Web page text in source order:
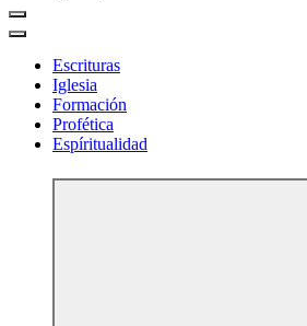
Escrituras
Iglesia
Formación
Profética
Espíritualidad